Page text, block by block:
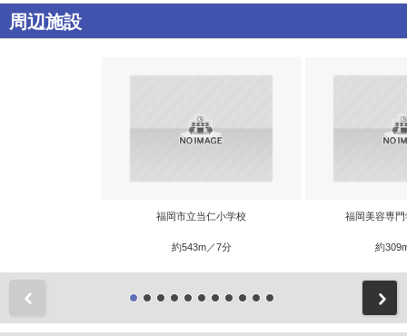
周辺施設
福岡市立当仁小学校
約543m／7分
福岡美容専
約